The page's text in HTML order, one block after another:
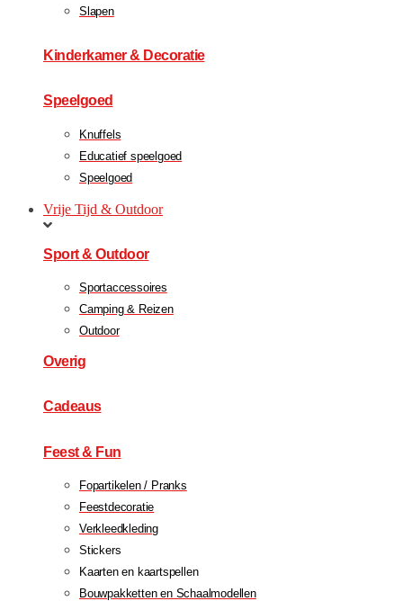
Slapen
Kinderkamer & Decoratie
Speelgoed
Knuffels
Educatief speelgoed
Speelgoed
Vrije Tijd & Outdoor
Sport & Outdoor
Sportaccessoires
Camping & Reizen
Outdoor
Overig
Cadeaus
Feest & Fun
Fopartikelen / Pranks
Feestdecoratie
Verkleedkleding
Stickers
Kaarten en kaartspellen
Bouwpakketten en Schaalmodellen